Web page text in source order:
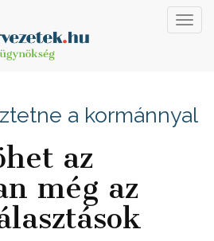
a kormánnyal
az
még az